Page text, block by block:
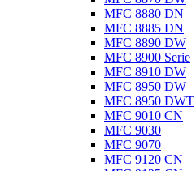
MFC 8880 DN
MFC 8885 DN
MFC 8890 DW
MFC 8900 Serie
MFC 8910 DW
MFC 8950 DW
MFC 8950 DWT
MFC 9010 CN
MFC 9030
MFC 9070
MFC 9120 CN